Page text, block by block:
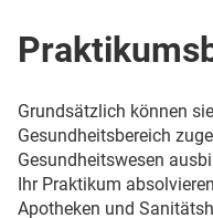
Grundsätzlich können
Gesundheitsbereich
Gesundheitswesen
Ihr Praktikum
Apotheken und